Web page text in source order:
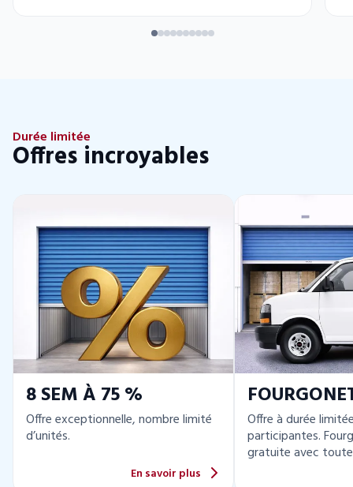
Durée limitée
Offres incroyables
8 SEM À 75 %
Offre exceptionnelle, nombre limité
d’unités.
En savoir plus
Offre à durée
participantes.
gratuite avec